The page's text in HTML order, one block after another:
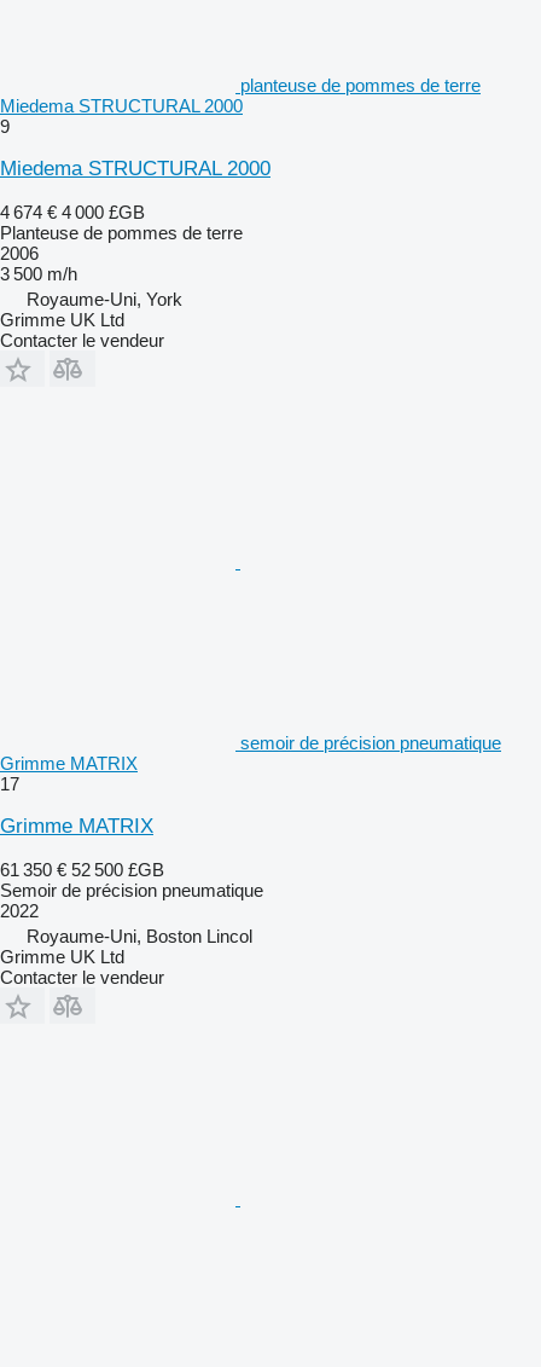
planteuse de pommes de terre
Miedema STRUCTURAL 2000
9
Miedema STRUCTURAL 2000
4 674 € 4 000 £GB
Planteuse de pommes de terre
2006
3 500 m/h
Royaume-Uni, York
Grimme UK Ltd
Contacter le vendeur
semoir de précision pneumatique
Grimme MATRIX
17
Grimme MATRIX
61 350 € 52 500 £GB
Semoir de précision pneumatique
2022
Royaume-Uni, Boston Lincol
Grimme UK Ltd
Contacter le vendeur